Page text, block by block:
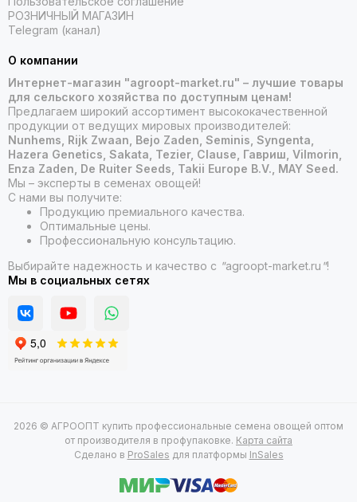
РОЗНИЧНЫЙ МАГАЗИН
Telegram (канал)
О компании
Интернет-магазин "agroopt-market.ru" – лучшие товары
для сельского хозяйства по доступным ценам!
Предлагаем широкий ассортимент высококачественной
продукции от ведущих мировых производителей:
Nunhems, Rijk Zwaan, Bejo Zaden, Seminis, Syngenta,
Hazera Genetics, Sakata, Tezier, Clause, Гавриш, Vilmorin,
Enza Zaden, De Ruiter Seeds, Takii Europe B.V., MAY Seed.
Мы – эксперты в семенах овощей!
С нами вы получите:
Продукцию премиального качества.
Оптимальные цены.
Профессиональную консультацию.
Выбирайте надежность и качество с "agroopt-market.ru "!
Мы в социальных сетях
2026 © АГРООПТ купить профессиональные семена овощей оптом
от производителя в профупаковке. Карта сайта
Сделано в ProSales для платформы InSales